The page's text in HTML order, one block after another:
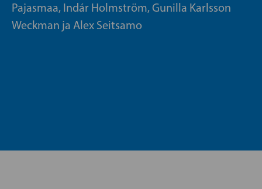
Pajasmaa, Indár Holmström, Gunilla Karlsson
Weckman ja Alex Seitsamo